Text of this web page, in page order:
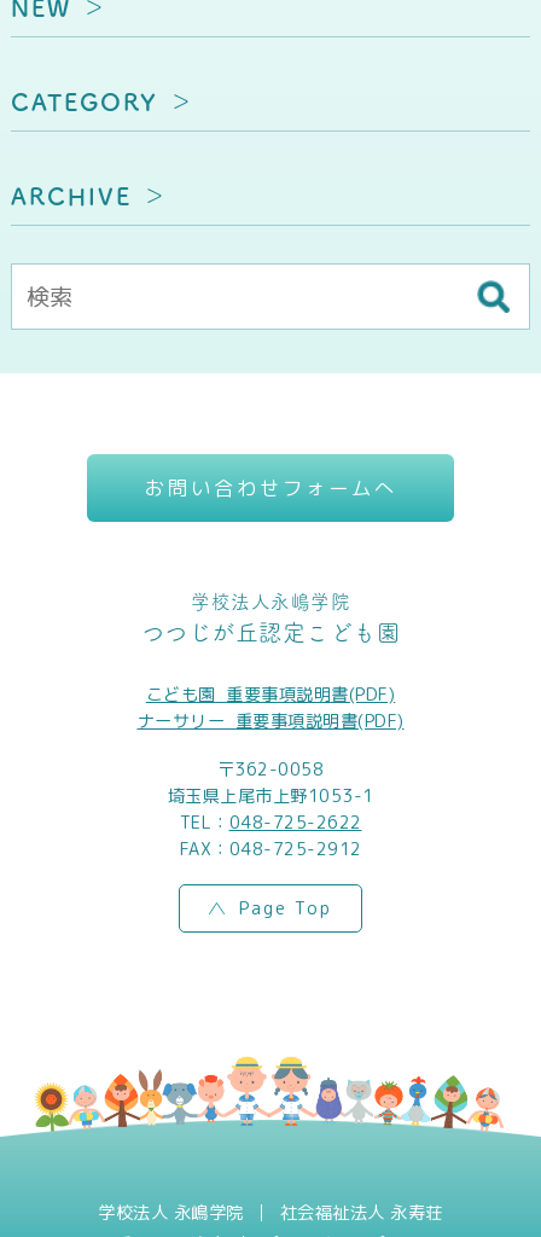
NEW
CATEGORY
ARCHIVE
お問い合わせフォームへ
学校法人永嶋学院
つつじが丘認定こども園
こども園_重要事項説明書(PDF)
ナーサリー_重要事項説明書(PDF)
〒362-0058
埼玉県上尾市上野1053-1
TEL： 048-725-2622
FAX：048-725-2912
Page Top
学校法人 永嶋学院
社会福祉法人 永寿荘